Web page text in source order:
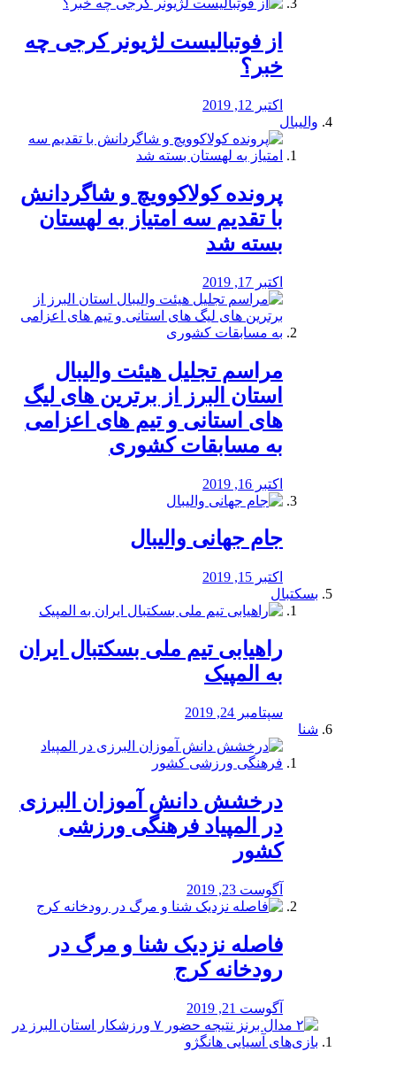
از فوتبالیست لژیونر کرجی چه
خبر؟
اکتبر 12, 2019
والیبال
پرونده کولاکوویچ و شاگردانش
با تقدیم سه امتیاز به لهستان
بسته شد
اکتبر 17, 2019
مراسم تجلیل هیئت والیبال
استان البرز از برترین های لیگ
های استانی و تیم های اعزامی
به مسابقات کشوری
اکتبر 16, 2019
جام جهانی والیبال
اکتبر 15, 2019
بسکتبال
راهیابی تیم ملی بسکتبال ایران
به المپیک
سپتامبر 24, 2019
شنا
درخشش دانش آموزان البرزی
در المپیاد فرهنگی ورزشی
کشور
آگوست 23, 2019
️فاصله نزدیک شنا و مرگ در
رودخانه کرج
آگوست 21, 2019